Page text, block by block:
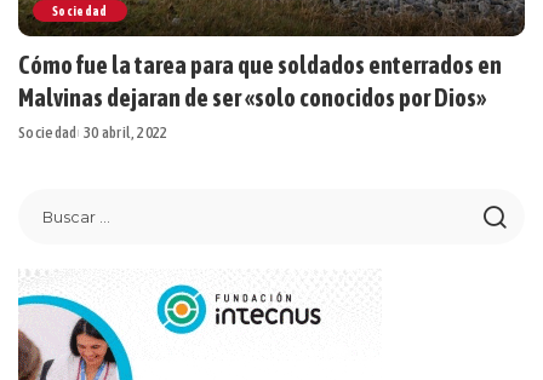
Sociedad
Cómo fue la tarea para que soldados enterrados en
Malvinas dejaran de ser «solo conocidos por Dios»
Sociedad 30 abril, 2022